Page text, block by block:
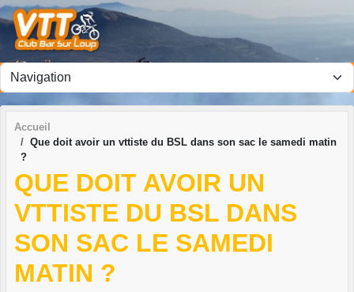
Accueil
Que doit avoir un vttiste du BSL dans son sac le samedi matin
?
QUE DOIT AVOIR UN
VTTISTE DU BSL DANS
SON SAC LE SAMEDI
MATIN ?
Panneau de gestion des cookies